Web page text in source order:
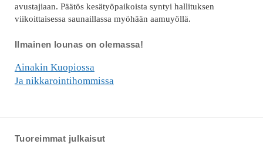
avustajiaan. Päätös kesätyöpaikoista syntyi hallituksen
viikoittaisessa saunaillassa myöhään aamuyöllä.
Ilmainen lounas on olemassa!
Ainakin Kuopiossa
Ja nikkarointihommissa
Tuoreimmat julkaisut